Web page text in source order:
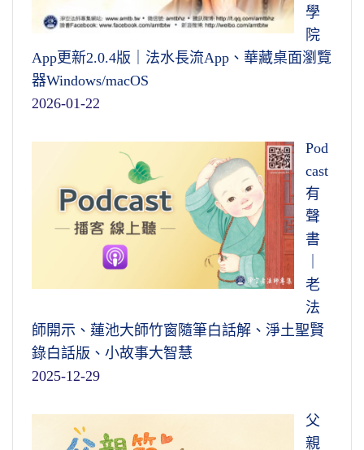
學
院
App更新2.0.4版｜法水長流App、華藏桌面瀏覽
器Windows/macOS
2026-01-22
Pod
cast
有
聲
書
老
法
師開示、蓮池大師竹窗隨筆白話解、淨土聖賢
錄白話版、小故事大智慧
2025-12-29
父
親